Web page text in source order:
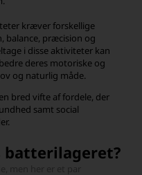
kræver forskellige
balance, præcision og
i disse aktiviteter kan
deres motoriske og
og naturlig måde.
bred vifte af fordele, der
samt social
batterilageret?